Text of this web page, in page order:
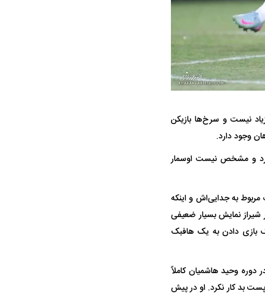
نیست و سرخ‌ها بازیکن
وجود دارد.
و مشخص نیست اوسمار
مربوط به جدایی‌اش و اینکه
نمایش بسیار ضعیفی
بازی دادن به یک هافبک
دوره وحید هاشمیان کاملاً
بد کار نکرد. او در پیش
توسط حیوانات خورده شد
سه خرید کلیدی
استقلال